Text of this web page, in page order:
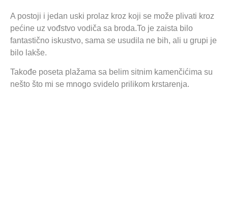
A postoji i jedan uski prolaz kroz koji se može plivati kroz
pećine uz vođstvo vodiča sa broda.To je zaista bilo
fantastično iskustvo, sama se usudila ne bih, ali u grupi je
bilo lakše.
Takođe poseta plažama sa belim sitnim kamenčićima su
nešto što mi se mnogo svidelo prilikom krstarenja.